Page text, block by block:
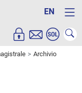
EN
Archivio